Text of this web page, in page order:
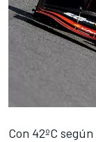
Con 42ºC según